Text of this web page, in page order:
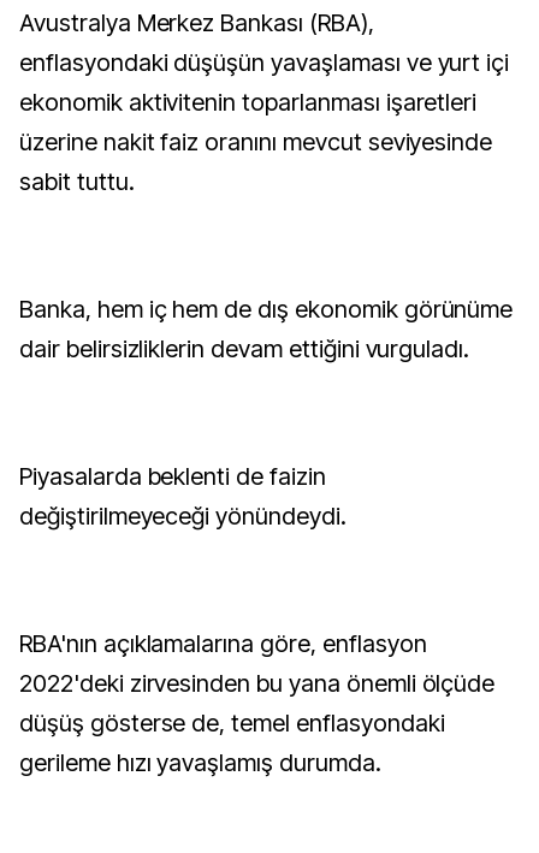
Avustralya Merkez Bankası (RBA),
enflasyondaki düşüşün yavaşlaması ve yurt içi
ekonomik aktivitenin toparlanması işaretleri
üzerine nakit faiz oranını mevcut seviyesinde
sabit tuttu.
Banka, hem iç hem de dış ekonomik görünüme
dair belirsizliklerin devam ettiğini vurguladı.
Piyasalarda beklenti de faizin
değiştirilmeyeceği yönündeydi.
RBA'nın açıklamalarına göre, enflasyon
2022'deki zirvesinden bu yana önemli ölçüde
düşüş gösterse de, temel enflasyondaki
gerileme hızı yavaşlamış durumda.